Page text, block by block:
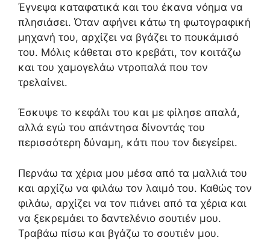
Έγνεψα καταφατικά και του έκανα νόημα να
πλησιάσει. Όταν αφήνει κάτω τη φωτογραφική
μηχανή του, αρχίζει να βγάζει το πουκάμισό
του. Μόλις κάθεται στο κρεβάτι, τον κοιτάζω
και του χαμογελάω ντροπαλά που τον
τρελαίνει.
Έσκυψε το κεφάλι του και με φίλησε απαλά,
αλλά εγώ του απάντησα δίνοντάς του
περισσότερη δύναμη, κάτι που τον διεγείρει.
Περνάω τα χέρια μου μέσα από τα μαλλιά του
και αρχίζω να φιλάω τον λαιμό του. Καθώς τον
φιλάω, αρχίζει να τον πιάνει από τα χέρια και
να ξεκρεμάει το δαντελένιο σουτιέν μου.
Τραβάω πίσω και βγάζω το σουτιέν μου.